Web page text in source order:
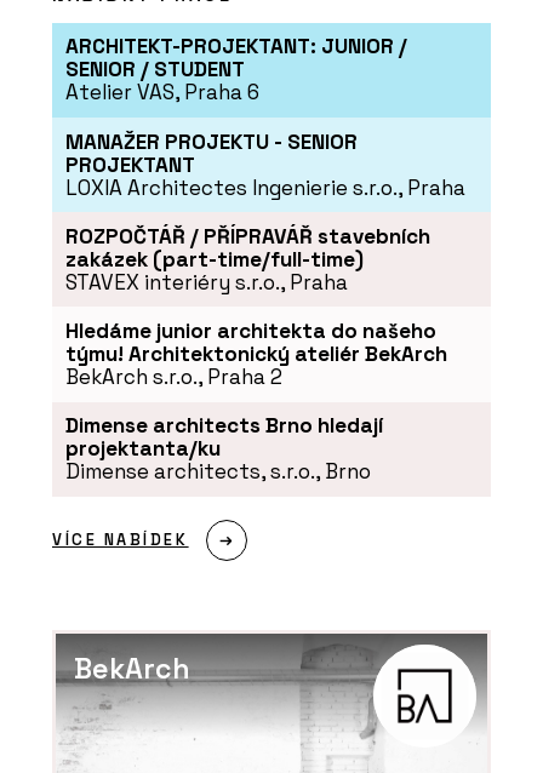
ARCHITEKT-PROJEKTANT: JUNIOR /
SENIOR / STUDENT
Atelier VAS, Praha 6
MANAŽER PROJEKTU - SENIOR
PROJEKTANT
LOXIA Architectes Ingenierie s.r.o., Praha
ROZPOČTÁŘ / PŘÍPRAVÁŘ stavebních
zakázek (part-time/full-time)
STAVEX interiéry s.r.o., Praha
Hledáme junior architekta do našeho
týmu! Architektonický ateliér BekArch
BekArch s.r.o., Praha 2
Dimense architects Brno hledají
projektanta/ku
Dimense architects, s.r.o., Brno
VÍCE NABÍDEK
BekArch